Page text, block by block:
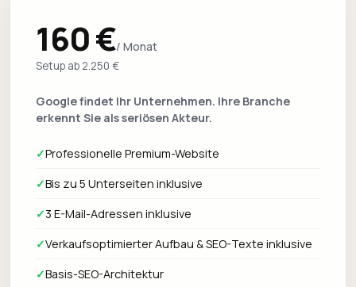
160 €/ Monat
Setup ab 2.250 €
Google findet Ihr Unternehmen. Ihre Branche
erkennt Sie als seriösen Akteur.
✓Professionelle Premium-Website
✓Bis zu 5 Unterseiten inklusive
✓3 E-Mail-Adressen inklusive
✓Verkaufsoptimierter Aufbau & SEO-Texte inklusive
✓Basis-SEO-Architektur